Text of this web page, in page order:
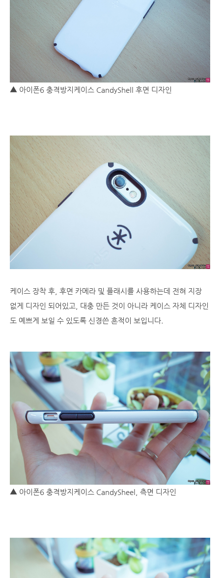
▲ 아이폰6 충격방지케이스 CandyShell 후면 디자인
케이스 장착 후, 후면 카메라 및 플래시를 사용하는데 전혀 지장
없게 디자인 되어있고, 대충 만든 것이 아니라 케이스 자체 디자인
도 예쁘게 보일 수 있도록 신경쓴 흔적이 보입니다.
▲ 아이폰6 충격방지케이스 CandySheel, 측면 디자인